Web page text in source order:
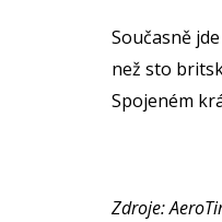
Současně
než sto
Spojeném
Zdroje: